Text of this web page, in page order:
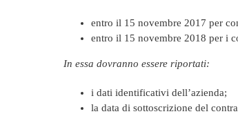
entro il 15 novembre 2017 per
entro il 15 novembre 2018 per i
In essa dovranno essere riportati:
i dati identificativi dell’azienda;
la data di sottoscrizione del